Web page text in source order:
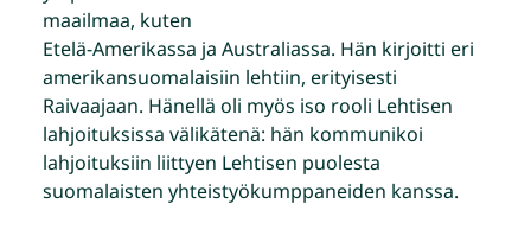
maailmaa, kuten
Etelä-Amerikassa ja Australiassa. Hän kirjoitti eri
amerikansuomalaisiin lehtiin, erityisesti
Raivaajaan. Hänellä oli myös iso rooli Lehtisen
lahjoituksissa välikätenä: hän kommunikoi
lahjoituksiin liittyen Lehtisen puolesta
suomalaisten yhteistyökumppaneiden kanssa.